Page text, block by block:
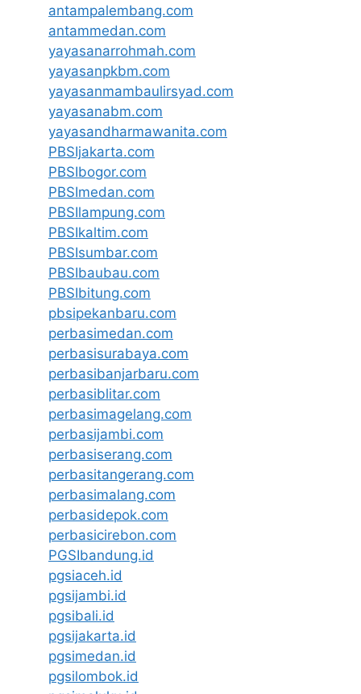
antampalembang.com
antammedan.com
yayasanarrohmah.com
yayasanpkbm.com
yayasanmambaulirsyad.com
yayasanabm.com
yayasandharmawanita.com
PBSIjakarta.com
PBSIbogor.com
PBSImedan.com
PBSIlampung.com
PBSIkaltim.com
PBSIsumbar.com
PBSIbaubau.com
PBSIbitung.com
pbsipekanbaru.com
perbasimedan.com
perbasisurabaya.com
perbasibanjarbaru.com
perbasiblitar.com
perbasimagelang.com
perbasijambi.com
perbasiserang.com
perbasitangerang.com
perbasimalang.com
perbasidepok.com
perbasicirebon.com
PGSIbandung.id
pgsiaceh.id
pgsijambi.id
pgsibali.id
pgsijakarta.id
pgsimedan.id
pgsilombok.id